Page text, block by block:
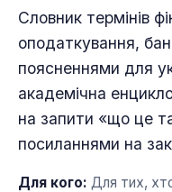
Словник термінів
оподаткування,
поясненнями для
академічна
на запити «що це
посиланнями на
Для кого: Для тих,